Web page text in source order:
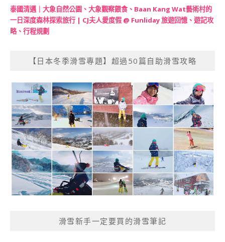
泰國清邁｜大象自然公園、大象觀察餵食、Baan Kang Wat藝術村的
一日深度森林探索旅行 | CJ夫人愛度假 @ Funliday 旅遊回憶、遊記攻
略、行程規劃
【日本冬季滑雪專題】超過50篇自助滑雪攻略
滑雪新手一定要買的滑雪筆記